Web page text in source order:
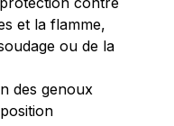
et la flamme,
ou de la
des genoux